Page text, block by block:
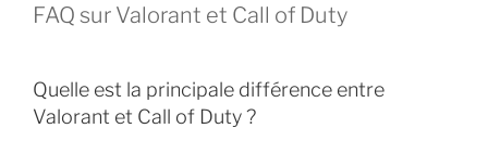
FAQ sur Valorant et Call of Duty
Quelle est la principale différence entre
Valorant et Call of Duty ?